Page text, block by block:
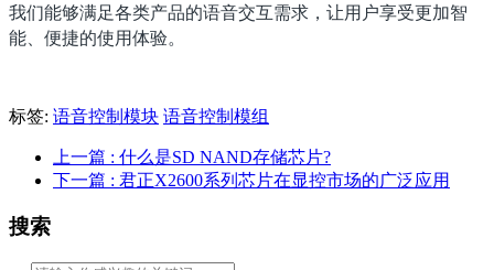
我们能够满足各类产品的语音交互需求，让用户享受更加智
能、便捷的使用体验。
标签: 语音控制模块 语音控制模组
上一篇 : 什么是SD NAND存储芯片?
下一篇 : 君正X2600系列芯片在显控市场的广泛应用
搜索